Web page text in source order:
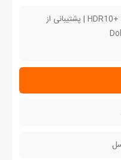
پشتیبانی از استاندارد +HDR10 | پشتیبانی از